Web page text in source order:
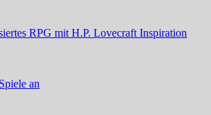
RPG mit H.P. Lovecraft Inspiration
an